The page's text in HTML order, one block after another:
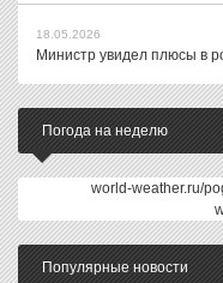
18.05.2026
Министр увидел плюсы в
Погода на неделю
world-weather.ru/
Популярные новости